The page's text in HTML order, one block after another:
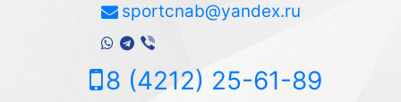
sportcnab@yandex.ru
8 (4212) 25-61-89